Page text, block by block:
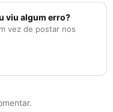
viu algum erro?
vez de postar nos